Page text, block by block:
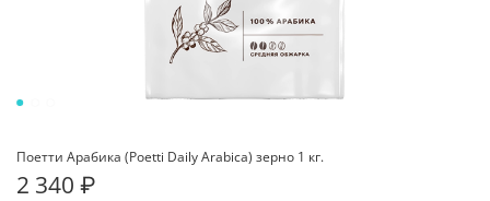
Поетти Арабика (Poetti Daily Arabica) зерно 1 кг.
2 340 ₽